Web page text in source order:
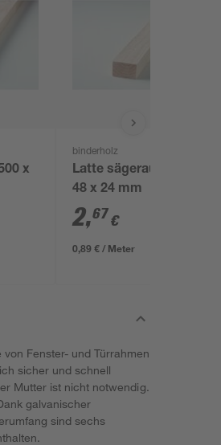
x
binderholz
Latte sägerau 3000 x
48 x 24 mm
2,67€
0,89 € / Meter
Fenster- und Türrahmen
sicher und schnell
Mutter ist nicht notwendig.
galvanischer
sind sechs